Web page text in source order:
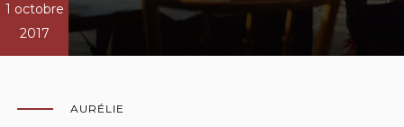
1 octobre
2017
AURÉLIE